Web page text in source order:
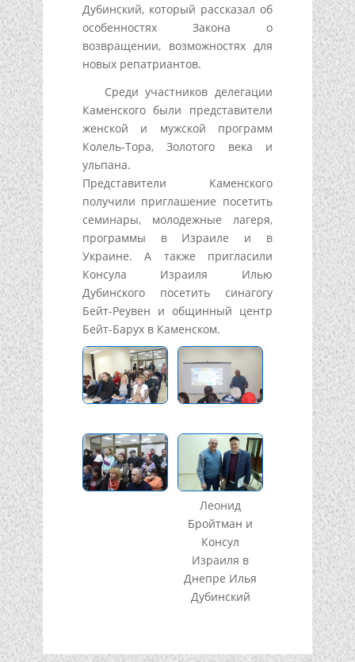
Дубинский, который рассказал об
особенностях Закона о
возвращении, возможностях для
новых репатриантов.
Среди участников делегации
Каменского были представители
женской и мужской программ
Колель-Тора, Золотого века и
ульпана.
Представители Каменского
получили приглашение посетить
семинары, молодежные лагеря,
программы в Израиле и в
Украине. А также пригласили
Консула Израиля Илью
Дубинского посетить синагогу
Бейт-Реувен и общинный центр
Бейт-Барух в Каменском.
Леонид
Бройтман и
Консул
Израиля в
Днепре Илья
Дубинский